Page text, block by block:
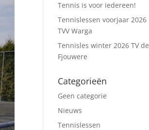
Tennis is voor iedereen!
Tennislessen voorjaar 2026
TVV Warga
Tennisles winter 2026 TV de
Fjouwere
Categorieën
Geen categorie
Nieuws
Tennislessen